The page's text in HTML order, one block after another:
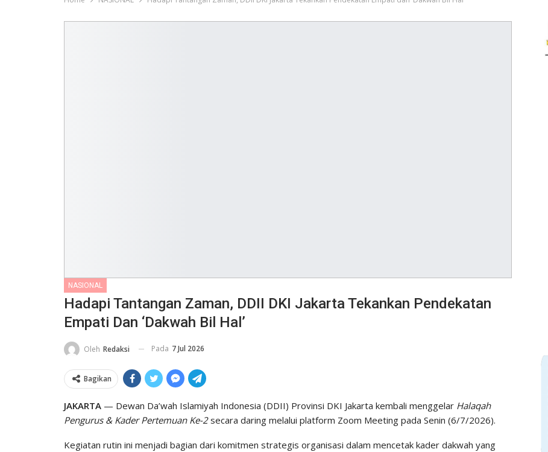
NASIONAL
Hadapi Tantangan Zaman, DDII DKI Jakarta Tekankan Pendekatan
Empati Dan ‘Dakwah Bil Hal’
Oleh Redaksi Pada 7 Jul 2026
Bagikan
JAKARTA — Dewan Da’wah Islamiyah Indonesia (DDII) Provinsi DKI Jakarta kembali menggelar Halaqah
Pengurus & Kader Pertemuan Ke-2secara daring melalui platform Zoom Meeting pada Senin (6/7/2026).
Kegiatan rutin ini menjadi bagian dari komitmen strategis organisasi dalam mencetak kader dakwah yang